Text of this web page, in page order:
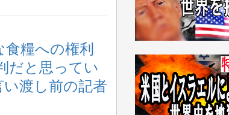
糧への権利
だと思ってい
渡し前の記者